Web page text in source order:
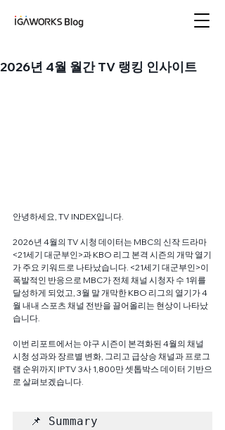
2026년 4월 월간 TV 랭킹 인사이트
안녕하세요, TV INDEX입니다.
2026년 4월의 TV 시청 데이터는 MBC의 신작 드라마
<21세기 대군부인>과 KBO 리그 본격 시즌의 개막 열기
가 주요 키워드로 나타났습니다. <21세기 대군부인>이
폭발적인 반응으로 MBC가 전체 채널 시청자 수 1위를
달성하게 되었고, 3월 말 개막한 KBO 리그의 열기가 4
월 내내 스포츠 채널 전반을 끌어올리는 현상이 나타났
습니다.
이번 리포트에서는 야구 시즌이 본격화된 4월의 채널
시청 성과와 장르별 변화, 그리고 급상승 채널과 프로그
램 순위까지 IPTV 3사 1,800만 셋톱박스 데이터 기반으
로 살펴보겠습니다.
📌 Summary